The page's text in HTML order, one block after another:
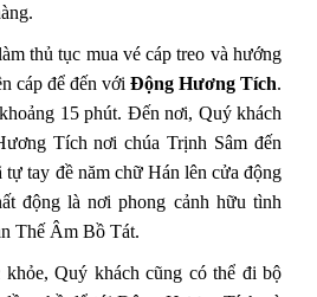
thủ tục mua vé cáp treo và hướng
cáp để đến với Động Hương Tích.
15 phút. Đến nơi, Quý khách
Tích nơi chúa Trịnh Sâm đến
tự tay đề năm chữ Hán lên cửa động
động là nơi phong cảnh hữu tình
Thế Âm Bồ Tát.
khỏe, Quý khách cũng có thể đi bộ